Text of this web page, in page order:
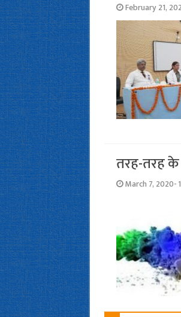
February 21,
तरह-तरह के
March 7, 2020-